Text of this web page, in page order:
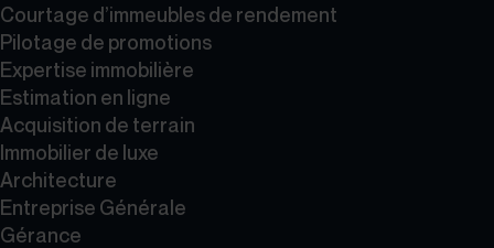
Courtage d’immeubles de rendement
Pilotage de promotions
Expertise immobilière
Estimation en ligne
Acquisition de terrain
Immobilier de luxe
Architecture
Entreprise Générale
Gérance